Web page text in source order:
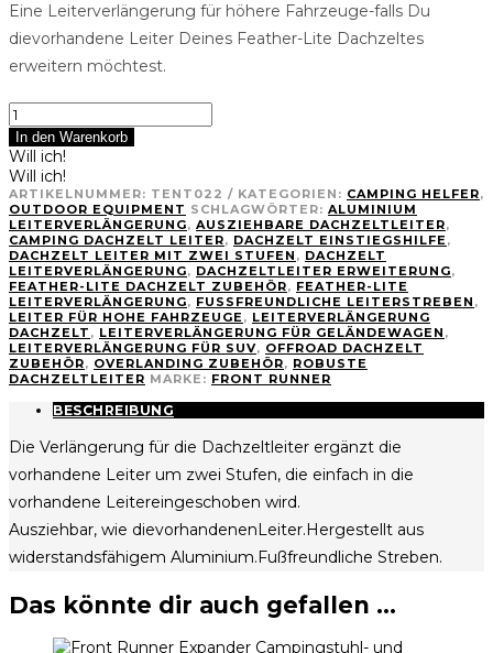
Eine Leiterverlängerung für höhere Fahrzeuge-falls Du
dievorhandene Leiter Deines Feather-Lite Dachzeltes
erweitern möchtest.
Feather-
Lite
Dachzelt
Leiterverlängerung
Menge
In den Warenkorb
Will ich!
Will ich!
ARTIKELNUMMER: TENT022 KATEGORIEN: CAMPING HELFER,
OUTDOOR EQUIPMENT SCHLAGWÖRTER: ALUMINIUM
LEITERVERLÄNGERUNG, AUSZIEHBARE DACHZELTLEITER,
CAMPING DACHZELT LEITER, DACHZELT EINSTIEGSHILFE,
DACHZELT LEITER MIT ZWEI STUFEN , DACHZELT
LEITERVERLÄNGERUNG, DACHZELTLEITER ERWEITERUNG,
FEATHER-LITE DACHZELT ZUBEHÖR, FEATHER-LITE
LEITERVERLÄNGERUNG, FUSSFREUNDLICHE LEITERSTREBEN
,
LEITER FÜR HOHE FAHRZEUGE, LEITERVERLÄNGERUNG
DACHZELT , LEITERVERLÄNGERUNG FÜR GELÄNDEWAGEN ,
LEITERVERLÄNGERUNG FÜR SUV, OFFROAD DACHZELT
ZUBEHÖR, OVERLANDING ZUBEHÖR, ROBUSTE
DACHZELTLEITER MARKE: FRONT RUNNER
BESCHREIBUNG
Die Verlängerung für die Dachzeltleiter ergänzt die
vorhandene Leiter um zwei Stufen, die einfach in die
vorhandene Leitereingeschoben wird.
Ausziehbar, wie dievorhandenenLeiter.Hergestellt aus
widerstandsfähigem Aluminium.Fußfreundliche Streben.
Das könnte dir auch gefallen …